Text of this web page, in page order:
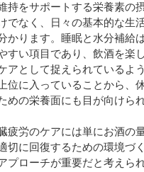
持をサポートする栄養素の
でなく、日々の基本的な生
かります。睡眠と水分補給
すい項目であり、飲酒を楽
アとして捉えられているよ
位に入っていることから、
めの栄養面にも目が向けら
疲労のケアには単にお酒の
切に回復するための環境づ
プローチが重要だと考えられ